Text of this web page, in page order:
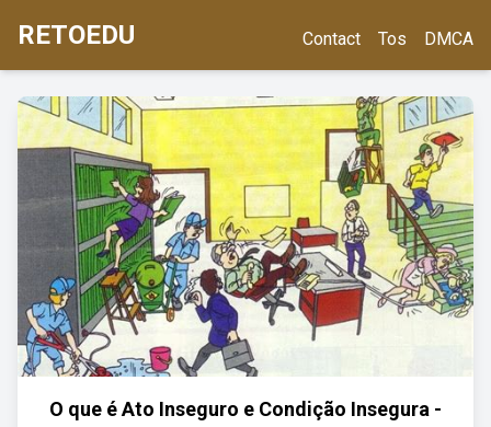
RETOEDU Contact Tos DMCA
O que é Ato Inseguro e Condição Insegura -